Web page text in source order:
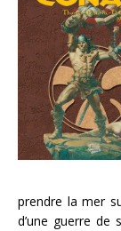
prendre la mer
d’une guerre de